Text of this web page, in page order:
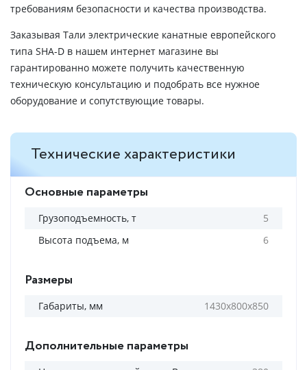
требованиям безопасности и качества производства.
Заказывая Тали электрические канатные европейского
типа SHA-D в нашем интернет магазине вы
гарантированно можете получить качественную
техническую консультацию и подобрать все нужное
оборудование и сопутствующие товары.
Технические характеристики
Основные параметры
Грузоподъемность, т
5
Высота подъема, м
6
Размеры
Габариты, мм 1430х800х850
Дополнительные параметры